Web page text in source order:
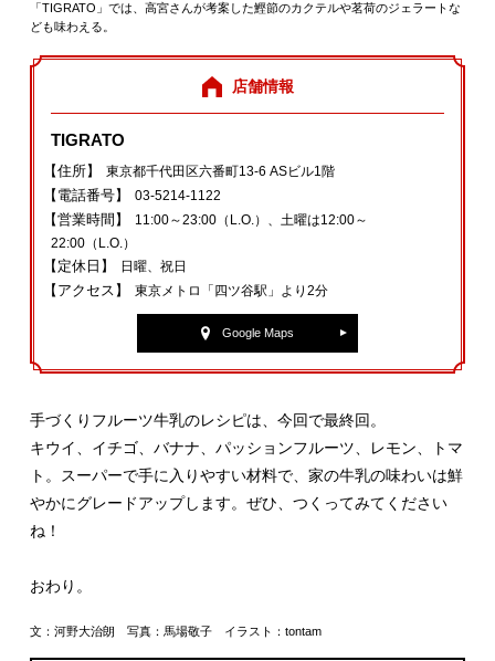
「TIGRATO」では、高宮さんが考案した鰹節のカクテルや茗荷のジェラートな
ども味わえる。
店舗情報
TIGRATO
【住所】 東京都千代田区六番町13‐6 ASビル1階
【電話番号】 03‐5214‐1122
【営業時間】
11:00～23:00（L.O.）、土曜は12:00～
22:00（L.O.）
【定休日】 日曜、祝日
【アクセス】 東京メトロ「四ツ谷駅」より2分
Google Maps
手づくりフルーツ牛乳のレシピは、今回で最終回。
キウイ、イチゴ、バナナ、パッションフルーツ、レモン、トマ
ト。スーパーで手に入りやすい材料で、家の牛乳の味わいは鮮
やかにグレードアップします。ぜひ、つくってみてください
ね！
おわり。
文：河野大治朗 写真：馬場敬子 イラスト：tontam